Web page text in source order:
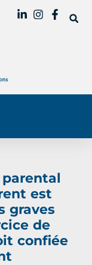
parental
est
graves
de
confiée